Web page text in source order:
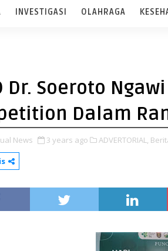
INVESTIGASI OLAHRAGA
Dr. Soeroto
Dalam
News 3 years ago ADVERTORIAL,